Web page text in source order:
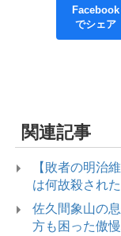
Facebook
でシェア
関連記事
【敗者の明治
は何故殺され
佐久間象山の
方も困った傲